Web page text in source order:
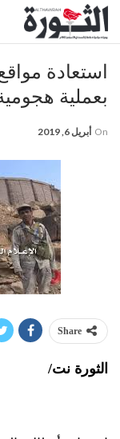
استعادة
بعملية
On أبريل 6, 2019
Share
الثورة نت/